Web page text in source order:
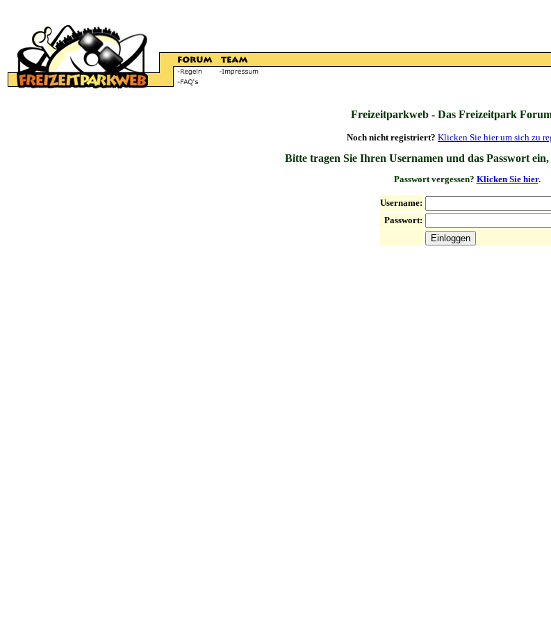
Freizeitparkweb - Das Freizeitpark
Noch nicht registriert? Klicken Sie hier um sich zu
Bitte tragen Sie Ihren Usernamen und das Passwort
Passwort vergessen? Klicken Sie hier.
Username:
Passwort: